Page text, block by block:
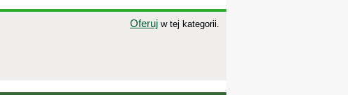
Oferuj w tej kategorii.